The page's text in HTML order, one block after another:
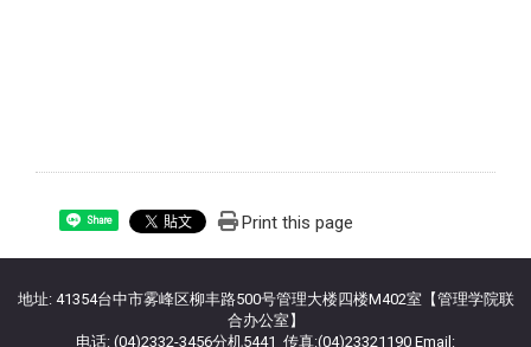
Share Print this page
地址: 41354台中市雾峰区柳丰路500号管理大楼四楼M402室【管理学院联
合办公室】
电话: (04)2332-3456分机5441 传真:(04)23321190 Email: